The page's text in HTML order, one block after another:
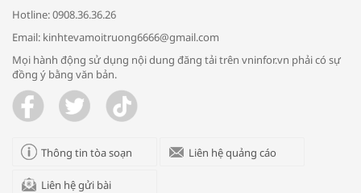
Trao yêu thương cho em
Hotline: 0908.36.36.26
Email: kinhtevamoitruong6666@gmail.com
Mọi hành động sử dụng nội dung đăng tải trên vninfor.vn phải có sự
đồng ý bằng văn bản.
Thông tin tòa soạn Liên hệ quảng cáo
Liên hệ gửi bài